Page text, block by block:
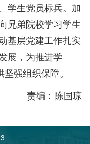
学生党员标兵。加
兄弟院校学习学生
基层党建工作扎实
展，为推进学
强组织保障。
责编：陈国琼